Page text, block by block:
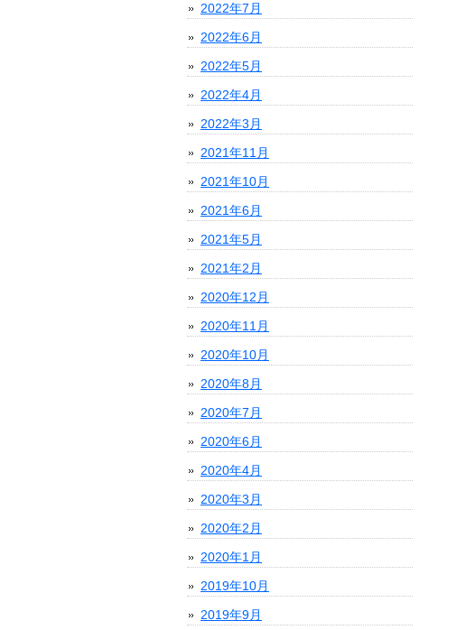
2022年7月
2022年6月
2022年5月
2022年4月
2022年3月
2021年11月
2021年10月
2021年6月
2021年5月
2021年2月
2020年12月
2020年11月
2020年10月
2020年8月
2020年7月
2020年6月
2020年4月
2020年3月
2020年2月
2020年1月
2019年10月
2019年9月